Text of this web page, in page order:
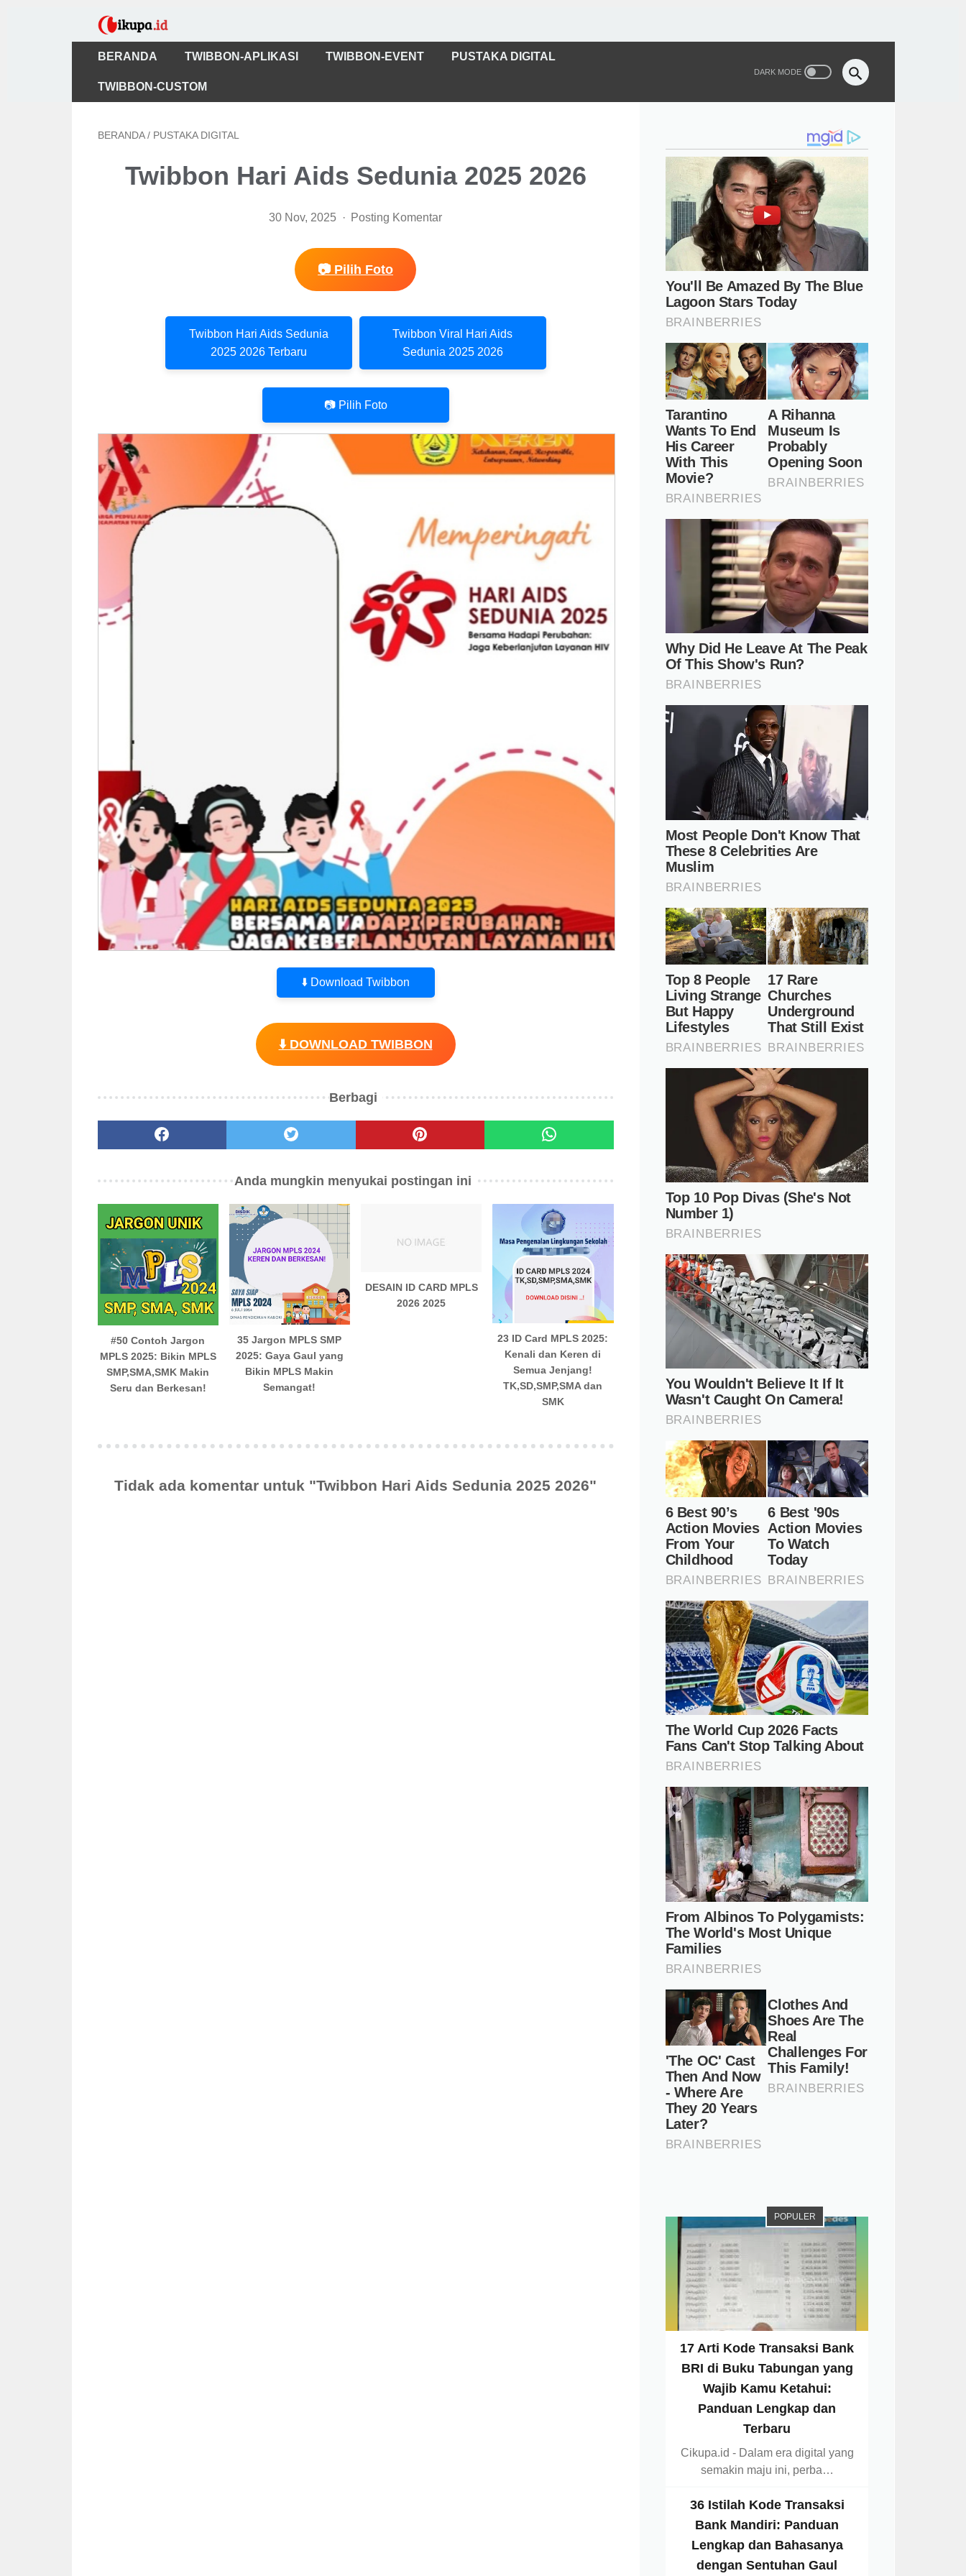
BERANDA TWIBBON-APLIKASI TWIBBON-EVENT PUSTAKA DIGITAL
TWIBBON-CUSTOM
BERANDA / PUSTAKA DIGITAL
Twibbon Hari Aids Sedunia 2025 2026
30 Nov, 2025 Posting Komentar
📷 Pilih Foto
Twibbon Hari Aids Sedunia
2025 2026 Terbaru
Twibbon Viral Hari Aids
Sedunia 2025 2026
📷 Pilih Foto
⬇️ Download Twibbon
⬇️ DOWNLOAD TWIBBON
Berbagi
Anda mungkin menyukai postingan ini
#50 Contoh Jargon
MPLS 2025: Bikin MPLS
SMP,SMA,SMK Makin
Seru dan Berkesan!
35 Jargon MPLS SMP
2025: Gaya Gaul yang
Bikin MPLS Makin
Semangat!
DESAIN ID CARD MPLS
2026 2025
23 ID Card MPLS 2025:
Kenali dan Keren di
Semua Jenjang!
TK,SD,SMP,SMA dan
SMK
Tidak ada komentar untuk "Twibbon Hari Aids Sedunia 2025 2026"
POPULER
17 Arti Kode Transaksi Bank
BRI di Buku Tabungan yang
Wajib Kamu Ketahui:
Panduan Lengkap dan
Terbaru
Cikupa.id - Dalam era digital yang
semakin maju ini, perba…
36 Istilah Kode Transaksi
Bank Mandiri: Panduan
Lengkap dan Bahasanya
dengan Sentuhan Gaul